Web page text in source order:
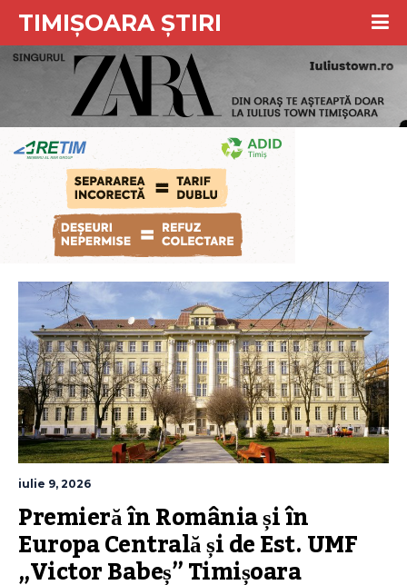
TIMIȘOARA ȘTIRI
iulie 9, 2026
Premieră în România și în
Europa Centrală și de Est. UMF
„Victor Babeș” Timișoara